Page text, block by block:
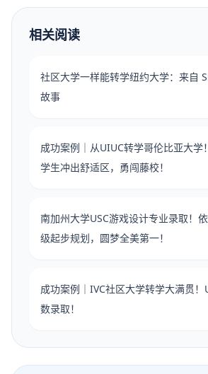
相关阅读
社区大学一样能转学纽约大学：来自
故事
成功案例｜从UIUC转学哥伦比亚大学
学生冲出舒适区，勇闯藤校！
南加州大学USC游戏设计专业录取！
级起步规划，圆梦全美第一！
成功案例｜IVC社区大学转学大满贯！
数录取！